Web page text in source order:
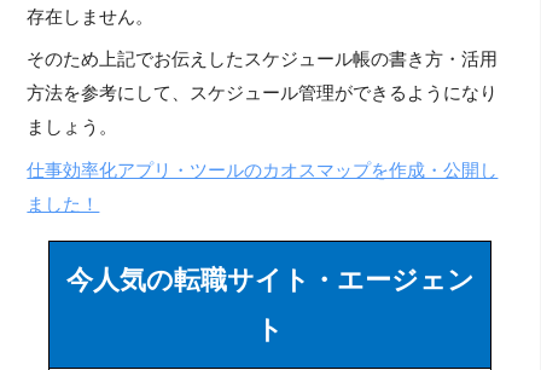
存在しません。
そのため上記でお伝えしたスケジュール帳の書き方・活用
方法を参考にして、スケジュール管理ができるようになり
ましょう。
仕事効率化アプリ・ツールのカオスマップを作成・公開し
ました！
今人気の転職サイト・エージェン
ト